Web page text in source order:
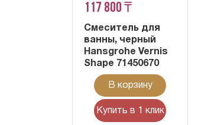
117 800 ₸
Смеситель для
ванны, черный
Hansgrohe Vernis
Shape 71450670
В корзину
Купить в 1 клик